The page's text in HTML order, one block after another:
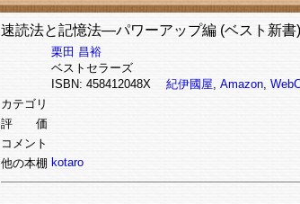
速読法と記憶法―パワーアップ編 (ベスト新書)
栗田 昌裕
ベストセラーズ
ISBN: 458412048X 紀伊國屋, Amazon,
カテゴリ
評 価
コメント
他の本棚 kotaro